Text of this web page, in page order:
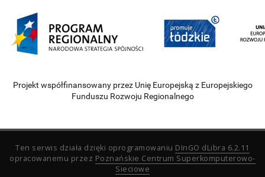
Projekt współfinansowany przez Unię Europejską z Europejskiego
Funduszu Rozwoju Regionalnego
Ten serwis działa dzięki oprogramowaniu DInGO dLibra 6.2.11
opracowanemu przez Poznańskie Centrum Superkomputerowo-
Sieciowe